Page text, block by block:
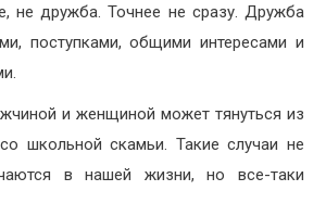
не дружба. Точнее не сразу. Дружба
поступками, общими интересами и
и женщиной может тянуться из
школьной скамьи. Такие случаи не
в нашей жизни, но все-таки